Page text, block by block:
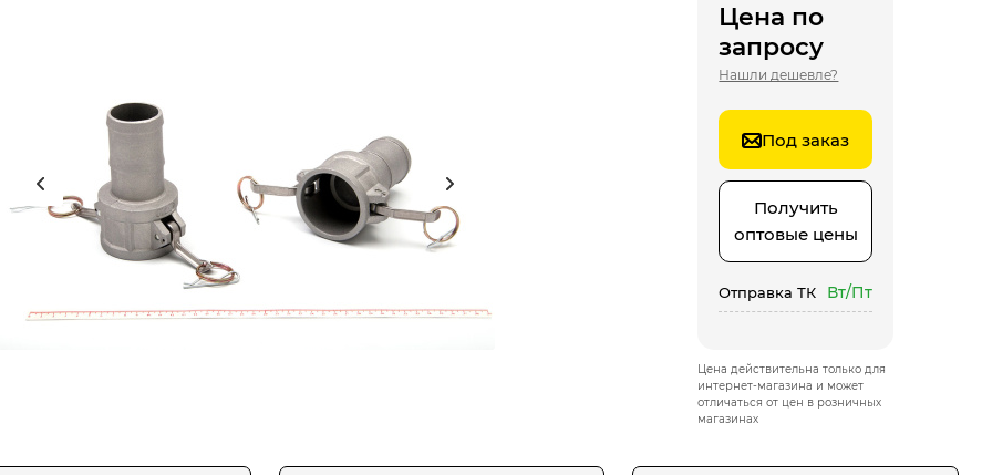
Цена по
запросу
Нашли дешевле?
Под заказ
Получить
оптовые цены
Отправка ТК Вт/Пт
Цена действительна только для
интернет-магазина и может
отличаться от цен в розничных
магазинах